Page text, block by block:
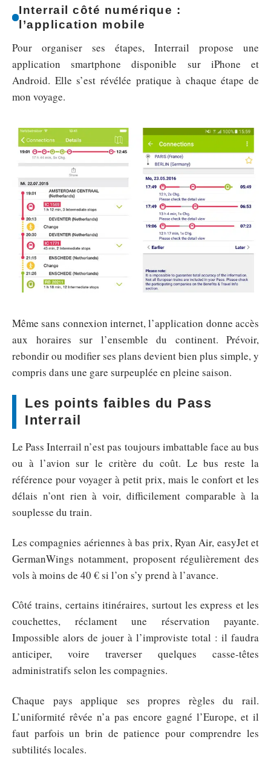
Interrail côté numérique :
l’application mobile
Pour organiser ses étapes, Interrail propose une
application smartphone disponible sur iPhone et
Android. Elle s’est révélée pratique à chaque étape de
mon voyage.
Même sans connexion internet, l’application donne accès
aux horaires sur l’ensemble du continent. Prévoir,
rebondir ou modifier ses plans devient bien plus simple, y
compris dans une gare surpeuplée en pleine saison.
Les points faibles du Pass
Interrail
Le Pass Interrail n’est pas toujours imbattable face au bus
ou à l’avion sur le critère du coût. Le bus reste la
référence pour voyager à petit prix, mais le confort et les
délais n’ont rien à voir, difficilement comparable à la
souplesse du train.
Les compagnies aériennes à bas prix, Ryan Air, easyJet et
GermanWings notamment, proposent régulièrement des
vols à moins de 40 € si l’on s’y prend à l’avance.
Côté trains, certains itinéraires, surtout les express et les
couchettes, réclament une réservation payante.
Impossible alors de jouer à l’improviste total : il faudra
anticiper, voire traverser quelques casse-têtes
administratifs selon les compagnies.
Chaque pays applique ses propres règles du rail.
L’uniformité rêvée n’a pas encore gagné l’Europe, et il
faut parfois un brin de patience pour comprendre les
subtilités locales.